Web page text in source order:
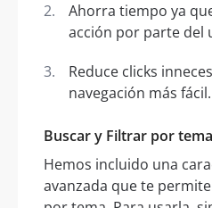
Ahorra tiempo ya
acción por parte del
Reduce clicks
navegación más fácil.
Buscar y Filtrar por
Hemos incluido una
avanzada que te